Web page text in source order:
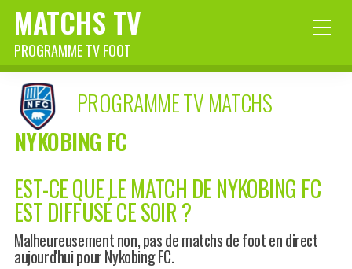
MATCHS TV
PROGRAMME TV FOOT
PROGRAMME TV MATCHS
NYKOBING FC
EST-CE QUE LE MATCH DE NYKOBING FC
EST DIFFUSÉ CE SOIR ?
Malheureusement non, pas de matchs de foot en direct
aujourd'hui pour Nykobing FC.